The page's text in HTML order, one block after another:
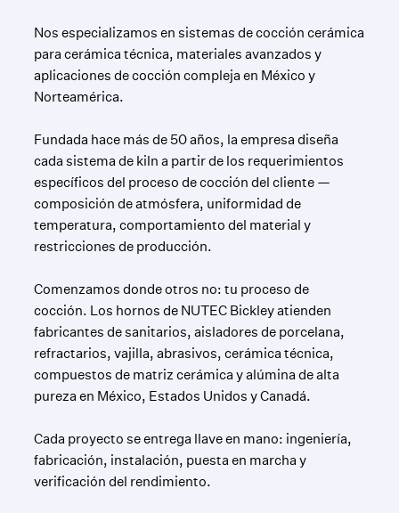
Nos especializamos en sistemas de cocción cerámica
para cerámica técnica, materiales avanzados y
aplicaciones de cocción compleja en México y
Norteamérica.
Fundada hace más de 50 años, la empresa diseña
cada sistema de kiln a partir de los requerimientos
específicos del proceso de cocción del cliente —
composición de atmósfera, uniformidad de
temperatura, comportamiento del material y
restricciones de producción.
Comenzamos donde otros no: tu proceso de
cocción. Los hornos de NUTEC Bickley atienden
fabricantes de sanitarios, aisladores de porcelana,
refractarios, vajilla, abrasivos, cerámica técnica,
compuestos de matriz cerámica y alúmina de alta
pureza en México, Estados Unidos y Canadá.
Cada proyecto se entrega llave en mano: ingeniería,
fabricación, instalación, puesta en marcha y
verificación del rendimiento.